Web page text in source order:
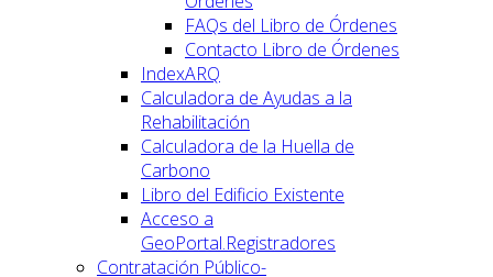
FAQs del Libro de Órdenes
Contacto Libro de Órdenes
IndexARQ
Calculadora de Ayudas a la
Rehabilitación
Calculadora de la Huella de
Carbono
Libro del Edificio Existente
Acceso a
GeoPortal.Registradores
Contratación Público-